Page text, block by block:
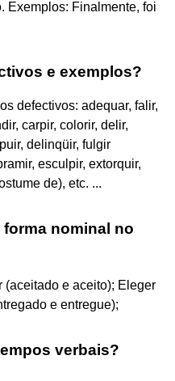
Exemplos: Finalmente, foi
e exemplos?
defectivos: adequar, falir,
carpir, colorir, delir,
delinqüir, fulgir
esculpir, extorquir,
de), etc. ...
nominal no
(aceitado e aceito); Eleger
e entregue);
verbais?